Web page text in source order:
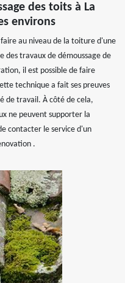
des toits à La
environs
au niveau de la toiture d'une
des travaux de démoussage de
il est possible de faire
technique a fait ses preuves
de travail. À côté de cela,
ne peuvent supporter la
contacter le service d'un
.